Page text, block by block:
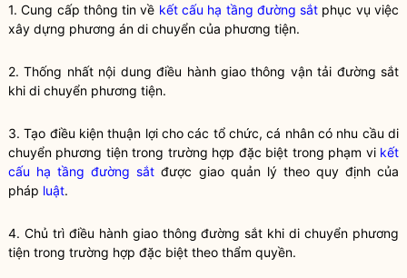
1. Cung cấp thông tin về kết cấu hạ tầng đường sắt phục vụ việc
xây dựng phương án di chuyển của phương tiện.
2. Thống nhất nội dung điều hành giao thông vận tải đường sắt
khi di chuyển phương tiện.
3. Tạo điều kiện thuận lợi cho các tổ chức, cá nhân có nhu cầu di
chuyển phương tiện trong trường hợp đặc biệt trong phạm vi kết
cấu hạ tầng đường sắt được giao quản lý theo quy định của
pháp luật.
4. Chủ trì điều hành giao thông đường sắt khi di chuyển phương
tiện trong trường hợp đặc biệt theo thẩm quyền.